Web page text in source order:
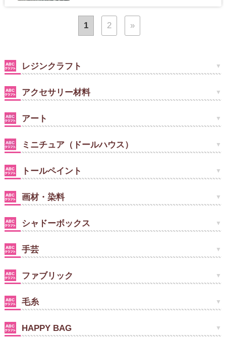
1 2 »
レジンクラフト
アクセサリー材料
アート
ミニチュア（ドールハウス）
トールペイント
画材・染料
シャドーボックス
手芸
ファブリック
毛糸
HAPPY BAG